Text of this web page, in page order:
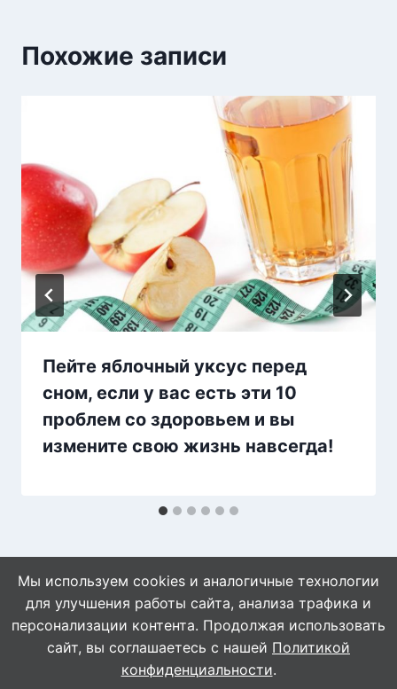
Похожие записи
Пейте яблочный уксус перед
сном, если у вас есть эти 10
проблем со здоровьем и вы
измените свою жизнь навсегда!
© 2026 Naget.Ru
Мы используем cookies и аналогичные технологии
для улучшения работы сайта, анализа трафика и
персонализации контента. Продолжая использовать
сайт, вы соглашаетесь с нашей Политикой
конфиденциальности.